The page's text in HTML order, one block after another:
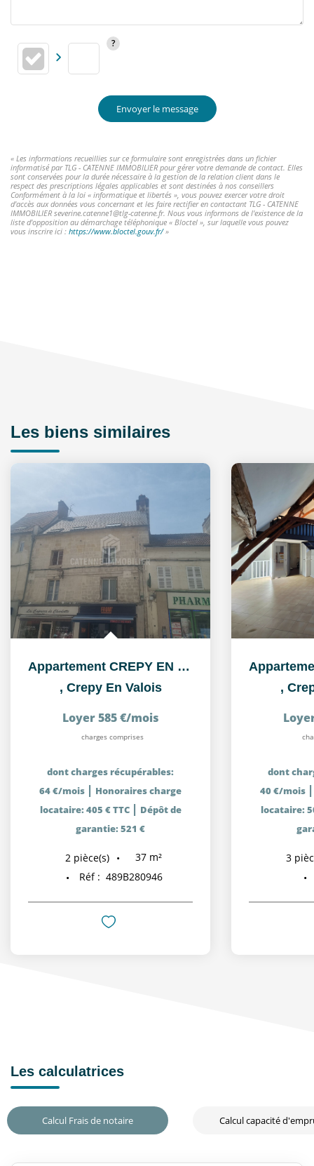
Envoyer le message
« Les informations recueillies sur ce formulaire sont enregistrées dans un fichier
informatisé par TLG - CATENNE IMMOBILIER pour gérer votre demande de contact. Elles
sont conservées pour la durée nécessaire à la gestion de la relation client dans le
respect des prescriptions légales applicables et sont destinées à nos conseillers
Conformément à la loi « informatique et libertés », vous pouvez exercer votre droit
d'accès aux données vous concernant et les faire rectifier en contactant TLG - CATENNE
IMMOBILIER severine.catenne1@tlg-catenne.fr. Nous vous informons de l'existence de la
liste d'opposition au démarchage téléphonique « Bloctel », sur laquelle vous pouvez
vous inscrire ici : https://www.bloctel.gouv.fr/»
Les biens similaires
Appartement CREPY EN VALOIS - 2 pièce(s) 36.85 m²
, Crepy En Valois
Loyer 585 €/mois
charges comprises
dont charges récupérables:
64 €/mois | Honoraires charge
locataire: 405 € TTC | Dépôt de
garantie: 521 €
2 pièce(s) 37 m²
Réf : 489B280946
,
dont
40 €/mois
locataire:
3
Les calculatrices
Calcul Frais de notaire Calcul capacité